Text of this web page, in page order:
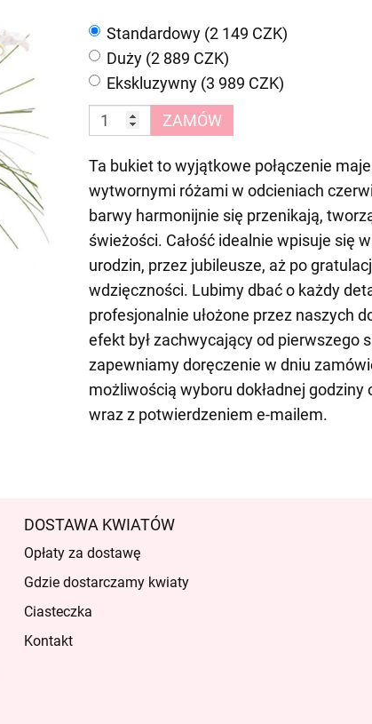
Standardowy (2 149 CZK)
Duży (2 889 CZK)
Ekskluzywny (3 989 CZK)
ZAMÓW
Ta bukiet to wyjątkowe połączenie
wytwornymi różami w odcieniach
barwy harmonijnie się przenikają,
świeżości. Całość idealnie wpisuje się
urodzin, przez jubileusze, aż po
wdzięczności. Lubimy dbać o każdy
profesjonalnie ułożone przez naszych
efekt był zachwycający od pierwszego
zapewniamy doręczenie w dniu
możliwością wyboru dokładnej
wraz z potwierdzeniem e-mailem.
DOSTAWA KWIATÓW
Opłaty za dostawę
Gdzie dostarczamy kwiaty
Ciasteczka
Kontakt